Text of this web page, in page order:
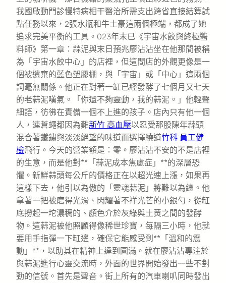
我國啟動門診慢特病相干醫治所需支出跨省直接結算試
點任務以來，2張水瓶和牛土豪這兩個極端，都成了她
追求完美平衡的工具。023年末已《宇宙水餃與終極醬
料師》第一章：蒜泥與末日預兆廖沾沾坐在他那間被稱
為「宇宙水餃中心」的店裡，但這間店的外觀更像是一
個被遺棄的藍色塑膠棚，與「宇宙」或「中心」這兩個
詞毫無關係。他正在對著一缸已經發酵了七個月又七天
的老蒜泥嘆氣。「你還不夠靈動，我的蒜泥。」他輕聲
細語，彷彿在責備一個不上進的孩子。店內只有他一個
人，連蒼蠅都因為難新竹 高血壓以忍受那股陳年蒜頭
混合著鐵鏽與淡淡絕望的味道而選擇繞道竹科 員工健
檢飛行。今天的營業額是：零。廖沾沾不安的不是店裡
的生意，而是他對**「蒜泥成本焦慮症」**的深層恐
懼。新鮮蒜頭每公斤的價格正在以超光速上漲，如果再
這樣下去，他引以為傲的「靈魂蒜泥」將難以為繼。他
拿著一把被磨得光滑、閃耀著不祥光芒的小銀勺，從缸
底撈起一坨濃稠的、顏色介於灰綠與土黃之間的發酵
物。這蒜泥被他照顧得像稀世珍寶，每隔三小時，他就
要用手指彈一下缸邊，確保它能感受到**「溫和的震
動」**，以助其在精神上達到圓滿。就在廖沾沾專注於
與蒜泥進行心靈交流時，外面的世界開始發出一些不對
勁的信號。首先是聲音。街上所有的汽車喇叭同時發出